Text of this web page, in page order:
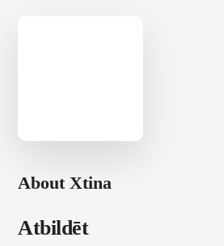
About Xtina
Reader
Atbildēt